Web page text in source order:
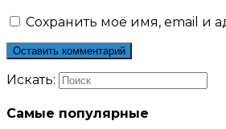
Сохранить моё имя, email и
Искать:
Самые популярные